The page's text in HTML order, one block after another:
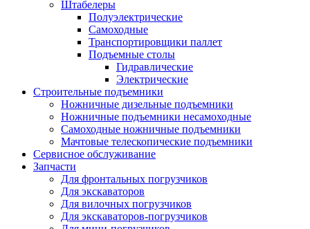
Штабелеры
Полуэлектрические
Самоходные
Транспортировщики паллет
Подъемные столы
Гидравлические
Электрические
Строительные подъемники
Ножничные дизельные подъемники
Ножничные подъемники несамоходные
Самоходные ножничные подъемники
Мачтовые телескопические подъемники
Сервисное обслуживание
Запчасти
Для фронтальных погрузчиков
Для экскаваторов
Для вилочных погрузчиков
Для экскаваторов-погрузчиков